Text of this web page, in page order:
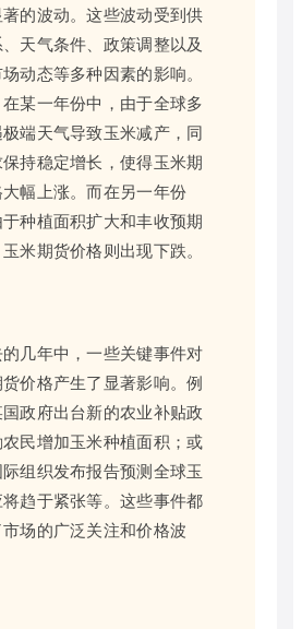
的波动。这些波动受到供
天气条件、政策调整以及
动态等多种因素的影响。
某一年份中，由于全球多
端天气导致玉米减产，同
持稳定增长，使得玉米期
幅上涨。而在另一年份
种植面积扩大和丰收预期
米期货价格则出现下跌。
几年中，一些关键事件对
价格产生了显著影响。例
政府出台新的农业补贴政
民增加玉米种植面积；或
组织发布报告预测全球玉
趋于紧张等。这些事件都
场的广泛关注和价格波